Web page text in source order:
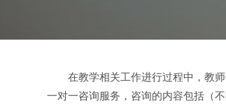
在教学相关工作进行过程中，教
一对一咨询服务，咨询的内容包括（不